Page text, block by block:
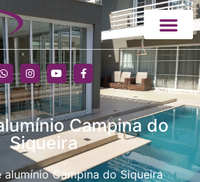
Campina do
Siqueira
alumínio Campina do Siqueira